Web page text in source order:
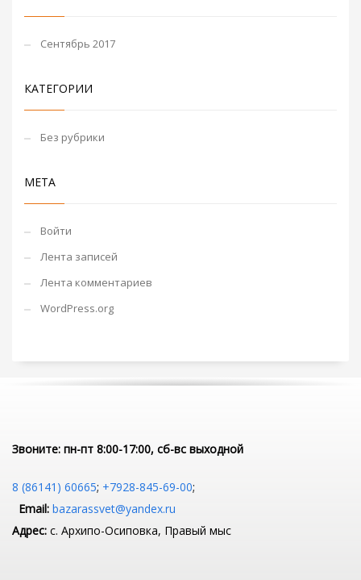
Сентябрь 2017
КАТЕГОРИИ
Без рубрики
МЕТА
Войти
Лента записей
Лента комментариев
WordPress.org
Звоните: пн-пт 8:00-17:00, сб-вс выходной
8 (86141) 60665; +7928-845-69-00;
Email: bazarassvet@yandex.ru
Адрес: с. Архипо-Осиповка, Правый мыс